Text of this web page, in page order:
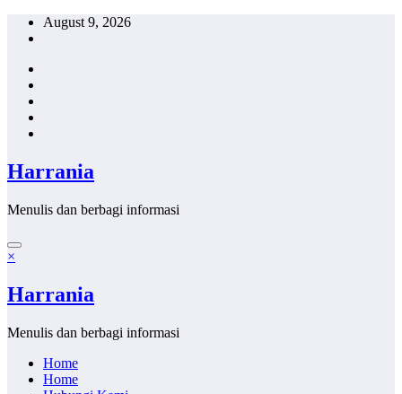
Skip
August 9, 2026
Harrania
Menulis dan berbagi informasi
×
Harrania
Menulis dan berbagi informasi
Home
Home